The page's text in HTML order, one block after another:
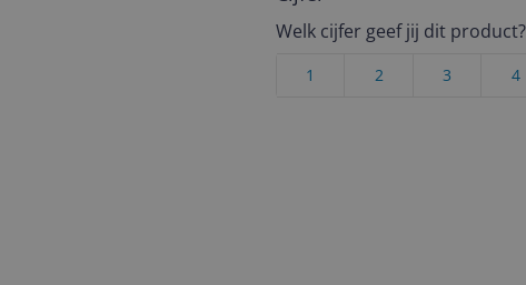
Welk cijfer geef jij dit product?
4
3
2
1